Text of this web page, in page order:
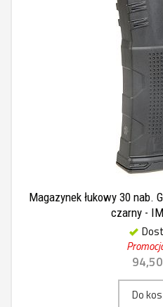
Magazynek łukowy 30 nab.
czarny -
Do